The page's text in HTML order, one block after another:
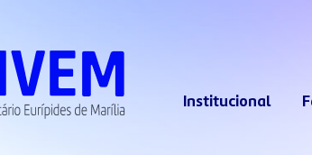
Institucional